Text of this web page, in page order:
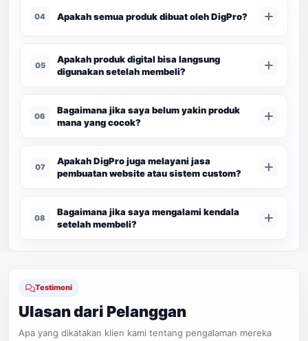
04 Apakah semua produk dibuat oleh DigPro?
05
Apakah produk digital bisa langsung
digunakan setelah membeli?
06
Bagaimana jika saya belum yakin produk
mana yang cocok?
07
Apakah DigPro juga melayani jasa
pembuatan website atau sistem custom?
08
Bagaimana jika saya mengalami kendala
setelah membeli?
Testimoni
Ulasan dari Pelanggan
Apa yang dikatakan klien kami tentang pengalaman mereka